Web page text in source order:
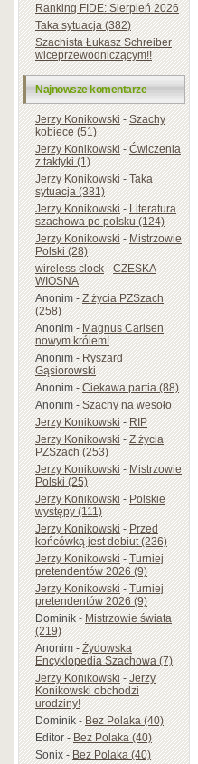
Ranking FIDE: Sierpień 2026
Taka sytuacja (382)
Szachista Łukasz Schreiber
wiceprzewodniczącym!!
Najnowsze komentarze
Jerzy Konikowski-Szachy
kobiece (51)
Jerzy Konikowski-Ćwiczenia
z taktyki (1)
Jerzy Konikowski-Taka
sytuacja (381)
Jerzy Konikowski-Literatura
szachowa po polsku (124)
Jerzy Konikowski-Mistrzowie
Polski (28)
wireless clock-CZESKA
WIOSNA
Anonim-Z życia PZSzach
(258)
Anonim-Magnus Carlsen
nowym królem!
Anonim-Ryszard
Gąsiorowski
Anonim-Ciekawa partia (88)
Anonim-Szachy na wesoło
Jerzy Konikowski-RIP
Jerzy Konikowski-Z życia
PZSzach (253)
Jerzy Konikowski-Mistrzowie
Polski (25)
Jerzy Konikowski-Polskie
występy (111)
Jerzy Konikowski-Przed
końcówką jest debiut (236)
Jerzy Konikowski-Turniej
pretendentów 2026 (9)
Jerzy Konikowski-Turniej
pretendentów 2026 (9)
Dominik-Mistrzowie świata
(219)
Anonim-Żydowska
Encyklopedia Szachowa (7)
Jerzy Konikowski-Jerzy
Konikowski obchodzi
urodziny!
Dominik-Bez Polaka (40)
Editor-Bez Polaka (40)
Sonix-Bez Polaka (40)